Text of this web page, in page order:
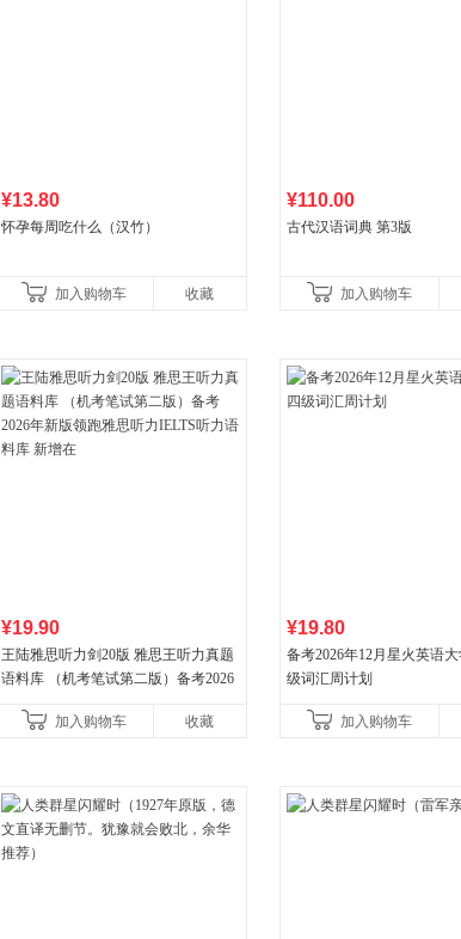
¥13.80
怀孕每周吃什么（汉竹）
加入购物车 收藏
¥110.00
古代汉语词典 第3版
加入购物车
¥19.90
王陆雅思听力剑20版 雅思王听力真题
语料库 （机考笔试第二版）备考2026
新增在
加入购物车 收藏
¥19.80
备考2026年12月星火英语
级词汇周计划
加入购物车